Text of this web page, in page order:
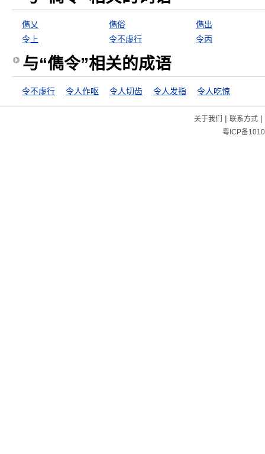
儁乂 儁俗
儁出
令上
令不虚行 令丙
与“儁令”相关的成语
令不虚行 令人作呕 令人切齿 令人发指 令人吃惊
关于我们 | 联系方式|
粤ICP备